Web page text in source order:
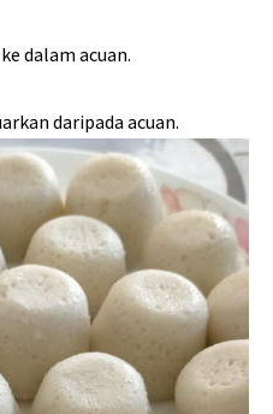
dalam acuan.
daripada acuan.